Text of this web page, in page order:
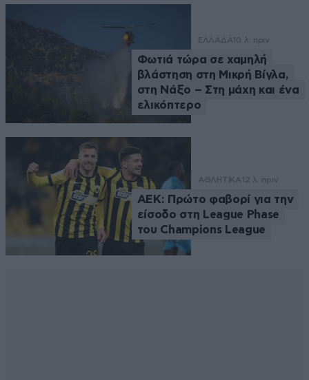
ΕΛΛΑΔΑ 10 λ. πριν
Φωτιά τώρα σε χαμηλή
βλάστηση στη Μικρή Βίγλα,
στη Νάξο – Στη μάχη και ένα
ελικόπτερο
ΑΘΛΗΤΙΚΑ 12 λ. πριν
ΑΕΚ: Πρώτο φαβορί για την
είσοδο στη League Phase
του Champions League